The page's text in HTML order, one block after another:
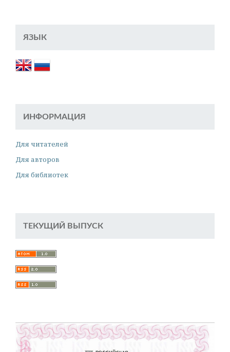
ЯЗЫК
ИНФОРМАЦИЯ
Для читателей
Для авторов
Для библиотек
ТЕКУЩИЙ ВЫПУСК